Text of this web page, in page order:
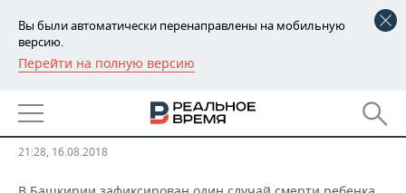
Вы были автоматически перенаправлены на мобильную
версию.
Перейти на полную версию
РЕГИОНЫ
БАШКОРТОСТАН
ТАТАРСТАН
УДМУРТИЯ
НОВОСТИ
АНАЛИТИКА
НОВОСТИ АНАЛИТИКИ
кори
21:28, 16.08.2018